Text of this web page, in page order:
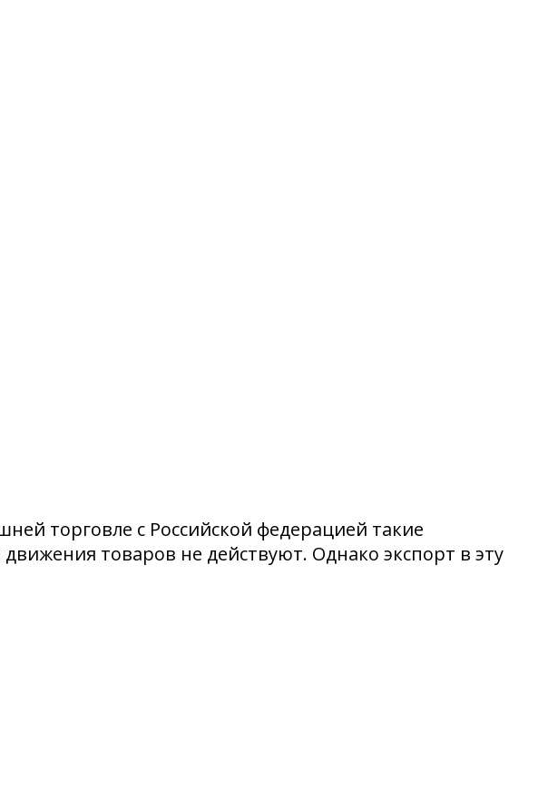
торговле с Российской федерацией такие
товаров не действуют. Однако экспорт в эту